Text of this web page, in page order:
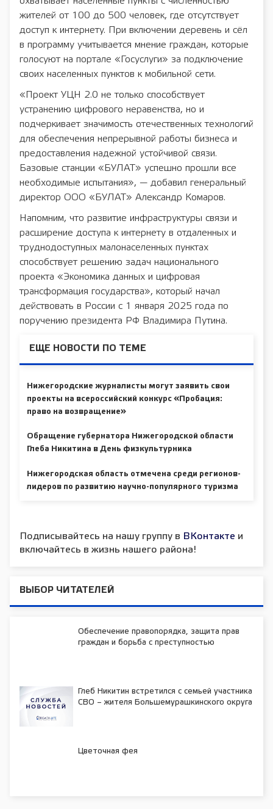
жителей от 100 до 500 человек, где отсутствует
доступ к интернету. При включении деревень и сёл
в программу учитывается мнение граждан, которые
голосуют на портале «Госуслуги» за подключение
своих населенных пунктов к мобильной сети.
«Проект УЦН 2.0 не только способствует
устранению цифрового неравенства, но и
подчеркивает значимость отечественных технологий
для обеспечения непрерывной работы бизнеса и
предоставления надежной устойчивой связи.
Базовые станции «БУЛАТ» успешно прошли все
необходимые испытания», — добавил генеральный
директор ООО «БУЛАТ» Александр Комаров.
Напомним, что развитие инфраструктуры связи и
расширение доступа к интернету в отдаленных и
труднодоступных малонаселенных пунктах
способствует решению задач национального
проекта «Экономика данных и цифровая
трансформация государства», который начал
действовать в России с 1 января 2025 года по
поручению президента РФ Владимира Путина.
ЕЩЕ НОВОСТИ ПО ТЕМЕ
Нижегородские журналисты могут заявить свои
проекты на всероссийский конкурс «Пробация:
право на возвращение»
Обращение губернатора Нижегородской области
Глеба Никитина в День физкультурника
Нижегородская область отмечена среди регионов-
лидеров по развитию научно-популярного туризма
Подписывайтесь на нашу группу в ВКонтакте и
включайтесь в жизнь нашего района!
ВЫБОР ЧИТАТЕЛЕЙ
Обеспечение правопорядка, защита прав
граждан и борьба с преступностью
Глеб Никитин встретился с семьей участника
СВО – жителя Большемурашкинского округа
Цветочная фея